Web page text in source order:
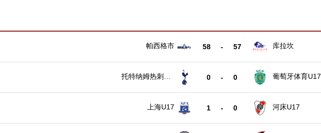
帕西格市 58 - 57 库拉坎
托特纳姆热刺U1
0 - 0 葡萄牙体育U17
上海U17 1 - 0 河床U17